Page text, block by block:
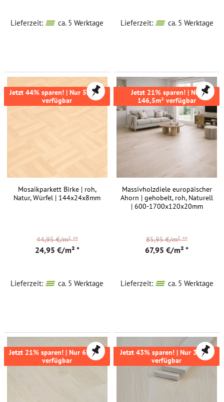
Lieferzeit: ca. 5 Werktage Lieferzeit: ca. 5 Werktage
Jetzt 44% sparen! | Nur 55,7m²
verfügbar
Mosaikparkett Birke | roh,
Natur, Würfel | 144x24x8mm
24,95 €/m² *
44,95 €/m²**
Lieferzeit: ca. 5 Werktage
Jetzt 21% sparen! | Nur
146,5m² verfügbar
Massivholzdiele europäischer
Ahorn | gehobelt, roh, Naturell
| 600-1700x120x20mm
67,95 €/m² *
85,95 €/m²**
Lieferzeit: ca. 5 Werktage
Jetzt 21% sparen! | Nur 63,8m²
verfügbar
Jetzt 43% sparen! | Nur 374m²
verfügbar